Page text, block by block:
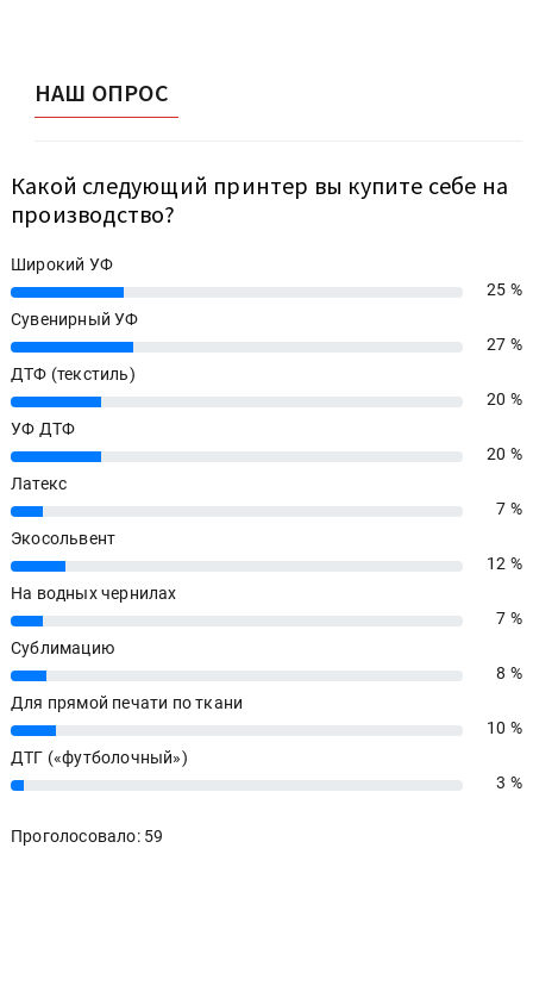
НАШ ОПРОС
Какой следующий принтер вы купите себе на
производство?
Широкий УФ
25%
25 %
Сувенирный УФ
27%
27 %
ДТФ (текстиль)
20%
20 %
УФ ДТФ
20%
20 %
Латекс
7%
7 %
Экосольвент
12%
12 %
На водных чернилах
7%
7 %
Сублимацию
8%
8 %
Для прямой печати по ткани
10%
10 %
ДТГ («футболочный»)
3% 3 %
Проголосовало: 59